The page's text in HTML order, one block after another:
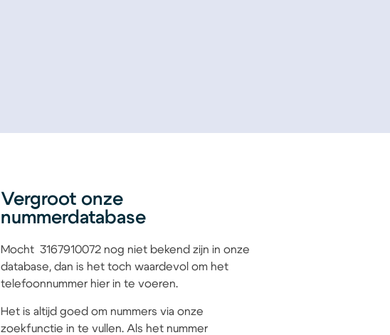
Vergroot onze
nummerdatabase
Mocht 3167910072 nog niet bekend zijn in onze
database, dan is het toch waardevol om het
telefoonnummer hier in te voeren.
Het is altijd goed om nummers via onze
zoekfunctie in te vullen. Als het nummer